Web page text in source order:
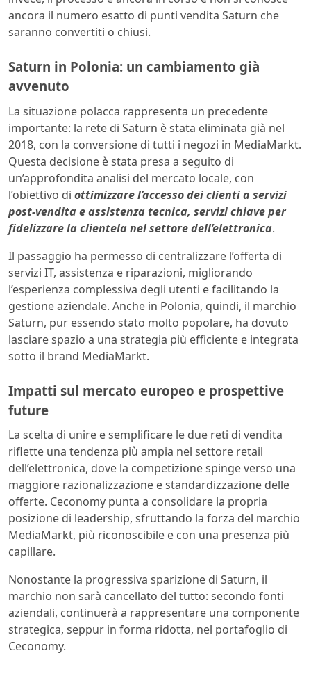
ancora il numero esatto di punti vendita Saturn che
saranno convertiti o chiusi.
Saturn in Polonia: un cambiamento già
avvenuto
La situazione polacca rappresenta un precedente
importante: la rete di Saturn è stata eliminata già nel
2018, con la conversione di tutti i negozi in MediaMarkt.
Questa decisione è stata presa a seguito di
un’approfondita analisi del mercato locale, con
l’obiettivo di ottimizzare l’accesso dei clienti a servizi
post-vendita e assistenza tecnica, servizi chiave per
fidelizzare la clientela nel settore dell’elettronica.
Il passaggio ha permesso di centralizzare l’offerta di
servizi IT, assistenza e riparazioni, migliorando
l’esperienza complessiva degli utenti e facilitando la
gestione aziendale. Anche in Polonia, quindi, il marchio
Saturn, pur essendo stato molto popolare, ha dovuto
lasciare spazio a una strategia più efficiente e integrata
sotto il brand MediaMarkt.
Impatti sul mercato europeo e prospettive
future
La scelta di unire e semplificare le due reti di vendita
riflette una tendenza più ampia nel settore retail
dell’elettronica, dove la competizione spinge verso una
maggiore razionalizzazione e standardizzazione delle
offerte. Ceconomy punta a consolidare la propria
posizione di leadership, sfruttando la forza del marchio
MediaMarkt, più riconoscibile e con una presenza più
capillare.
Nonostante la progressiva sparizione di Saturn, il
marchio non sarà cancellato del tutto: secondo fonti
aziendali, continuerà a rappresentare una componente
strategica, seppur in forma ridotta, nel portafoglio di
Ceconomy.